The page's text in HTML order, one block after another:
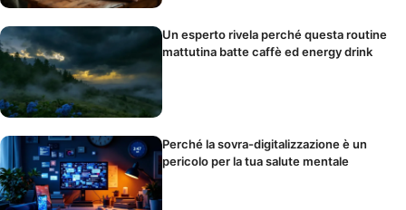
Un esperto rivela perché questa routine
mattutina batte caffè ed energy drink
Perché la sovra-digitalizzazione è un
pericolo per la tua salute mentale